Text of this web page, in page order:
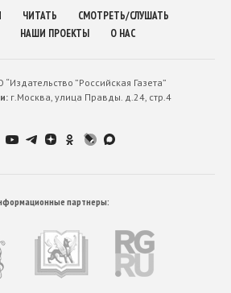
ЧИТАТЬ
СМОТРЕТЬ/СЛУШАТЬ
НАШИ ПРОЕКТЫ О НАС
”Российская Газета”
г.Москва, улица Правды. д.24, стр.4
партнеры: